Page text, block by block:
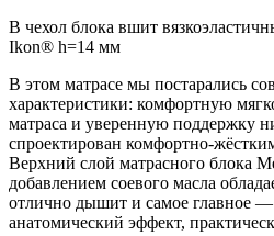
В чехол блока вшит
Ikon® h=14 мм
В этом матрасе мы постарались
характеристики: комфортную
матраса и уверенную поддержку
спроектирован комфортно-
Верхний слой матрасного блока
добавлением соевого масла
отлично дышит и самое главное —
анатомический эффект,